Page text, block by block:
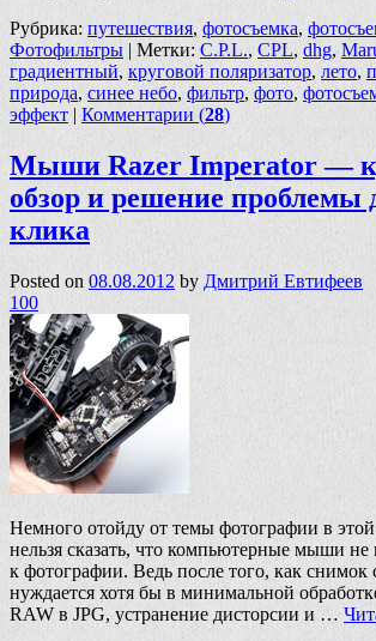
Рубрика: путешествия, фотосъемка,
Фотофильтры
Метки: C.P.L., CPL, dhg,
градиентный, круговой поляризатор, лето,
природа, синее небо, фильтр, фото,
эффект
Комментарии (28)
Мыши Razer Imperator —
обзор и решение проблемы
клика
Posted on 08.08.2012 by Дмитрий Евтифеев
100
Немного отойду от темы фотографии в этой
нельзя сказать, что компьютерные мыши
к фотографии. Ведь после того, как снимок
нуждается хотя бы в минимальной
RAW в JPG, устранение дисторсии и …